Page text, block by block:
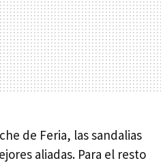
de Feria, las sandalias
aliadas. Para el resto